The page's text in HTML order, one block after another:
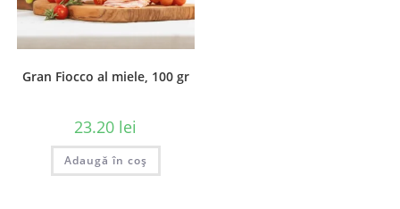
Gran Fiocco al miele, 100 gr
23.20 lei
Adaugă în coș